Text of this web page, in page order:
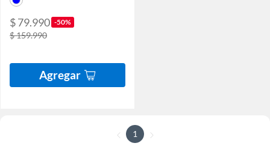
$ 79.990 -50%
$ 159.990
Agregar
1